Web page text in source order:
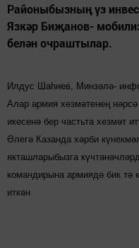
Районыбызның үз
Язкәр Биҗанов-
белән очраштылар.
Илдус Шаһиев, Минзәлә-
Алар армия хезмәтенең
икесенә бер частьта хезмәт
Әлегә Казанда хәрби
якташларыбызга
командирына армиядә бик тә
иткән